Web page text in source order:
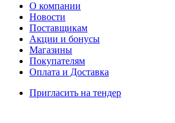
О компании
Новости
Поставщикам
Акции и бонусы
Магазины
Покупателям
Оплата и Доставка
Пригласить на тендер